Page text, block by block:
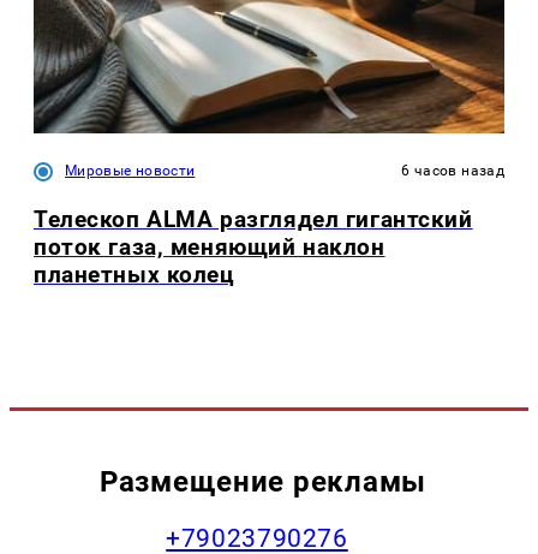
Мировые новости 6 часов назад
Телескоп ALMA разглядел гигантский
поток газа, меняющий наклон
планетных колец
Размещение рекламы
+79023790276